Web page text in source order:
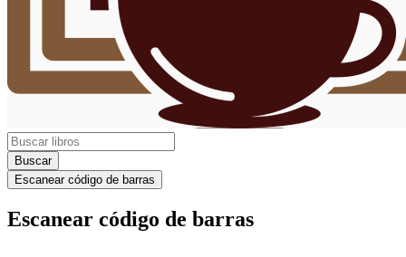
Buscar
Escanear código de barras
Escanear código de barras